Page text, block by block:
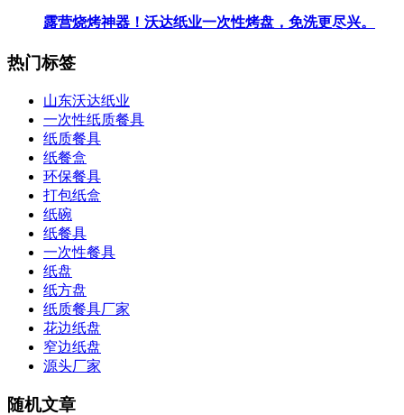
露营烧烤神器！沃达纸业一次性烤盘，免洗更尽兴。
热门标签
山东沃达纸业
一次性纸质餐具
纸质餐具
纸餐盒
环保餐具
打包纸盒
纸碗
纸餐具
一次性餐具
纸盘
纸方盘
纸质餐具厂家
花边纸盘
窄边纸盘
源头厂家
随机文章